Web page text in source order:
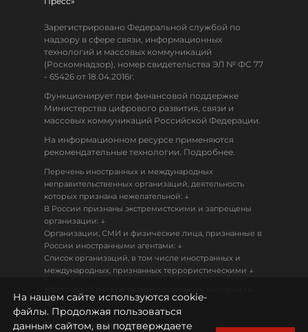
Зарегистрировано Федеральной службой по
надзору в сфере связи, информационных
технологий и массовых коммуникаций
(Роскомнадзор), номер свидетельства ЭЛ № ФС 77
- 65426 от 18.04.2016г.
Функционирует при финансовой поддержке
Министерства цифрового развития, связи и
массовых коммуникаций Российской Федерации.
На информационном ресурсе применяются
рекомендательные технологии. Подробнее.
Перечень иностранных и международных
неправительственных организаций, деятельность
которых признана нежелательной: ↓
В России признаны экстремистскими и запрещены
организации: ↓
Организации, СМИ и физические лица, признанные в
России иностранными агентами: ↓
Список организаций, в том числе иностранных и
международных, признанных террористическими ↓
18+
Политика конфиденциальности
На нашем сайте используются cookie-
файлы. Продолжая пользоваться
данным сайтом, вы подтверждаете